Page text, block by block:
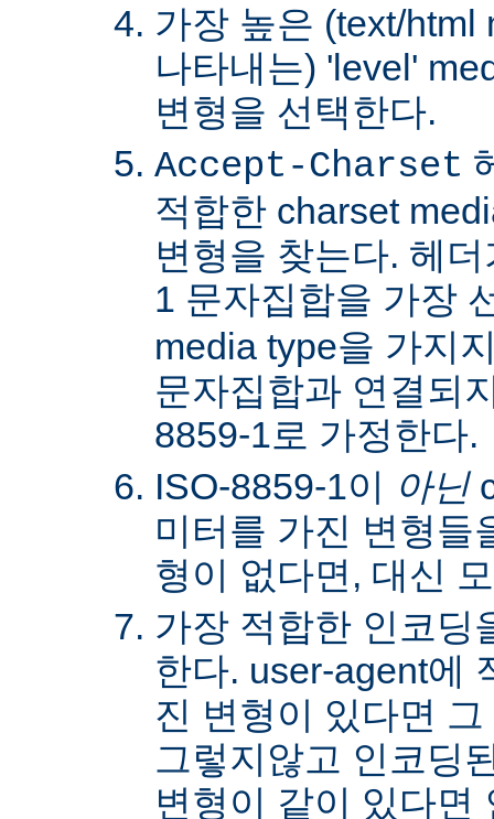
가장 높은 (text/html
나타내는) 'level'
변형을 선택한다.
Accept-Charset
적합한 charset
변형을 찾는다. 헤
1 문자집합을 가장
media type을 가지
문자집합과 연결되
8859-1로 가정한다.
ISO-8859-1이 아닌
미터를 가진 변형들
형이 없다면, 대신
가장 적합한 인코딩
한다. user-agent에
진 변형이 있다면
그렇지않고 인코딩
변형이 같이 있다면